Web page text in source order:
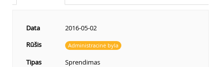
Data
2016-05-02
Rūšis
Administracinė byla
Tipas
Sprendimas